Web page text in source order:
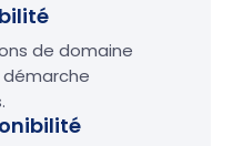
de domaine